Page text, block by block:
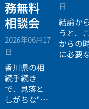
務無料
相談会
2026年06月17
日
香川県の相
続手続き
で、見落と
しがちな"落
日
結論か
うと、
からの
に必要